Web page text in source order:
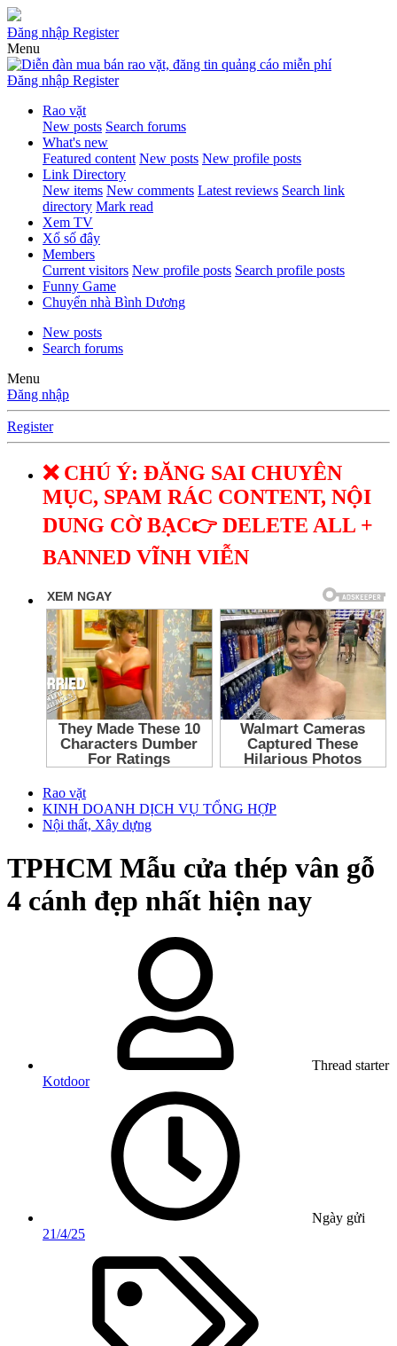
Đăng nhập Register
Menu
Đăng nhập Register
Rao vặt
New posts Search forums
What's new
Featured content New posts New profile posts
Link Directory
New items New comments Latest reviews Search link
directory Mark read
Xem TV
Xổ số đây
Members
Current visitors New profile posts Search profile posts
Funny Game
Chuyển nhà Bình Dương
New posts
Search forums
Menu
Đăng nhập
Register
❌ CHÚ Ý: ĐĂNG SAI CHUYÊN
MỤC, SPAM RÁC CONTENT, NỘI
DUNG CỜ BẠC👉 DELETE ALL +
BANNED VĨNH VIỄN
Rao vặt
KINH DOANH DỊCH VỤ TỔNG HỢP
Nội thất, Xây dựng
TPHCM Mẫu cửa thép vân gỗ
4 cánh đẹp nhất hiện nay
Thread starter
Kotdoor
Ngày gửi
21/4/25